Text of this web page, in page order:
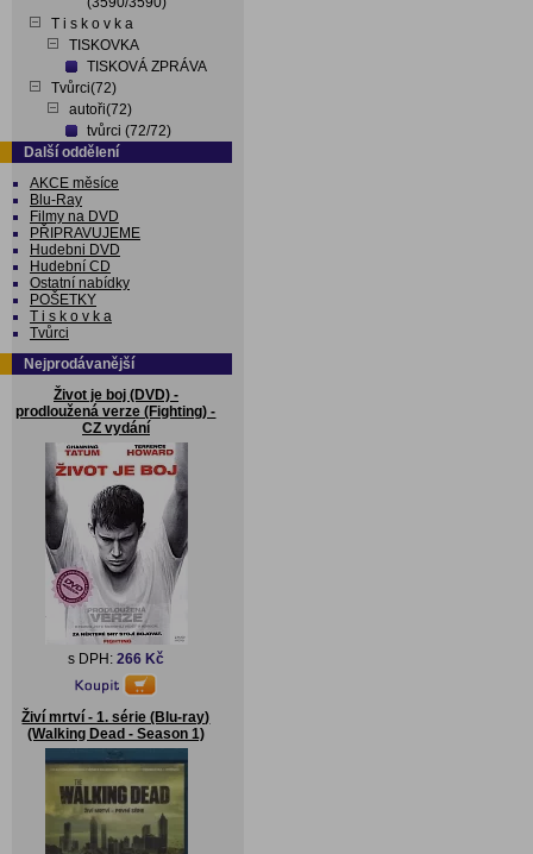
T i s k o v k a
TISKOVKA
TISKOVÁ ZPRÁVA
Tvůrci(72)
autoři(72)
tvůrci (72/72)
Další oddělení
AKCE měsíce
Blu-Ray
Filmy na DVD
PŘIPRAVUJEME
Hudebni DVD
Hudební CD
Ostatní nabídky
POŠETKY
T i s k o v k a
Tvůrci
Nejprodávanější
Život je boj (DVD) -
prodloužená verze (Fighting) -
CZ vydání
s DPH: 266 Kč
Živí mrtví - 1. série (Blu-ray)
(Walking Dead - Season 1)